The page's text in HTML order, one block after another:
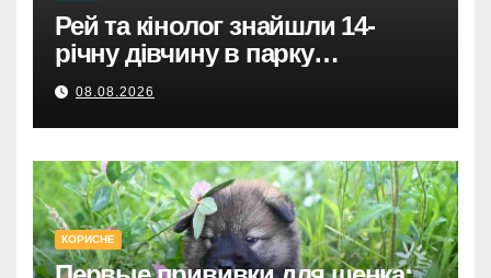
Рей та кінолог знайшли 14-
річну дівчину в парку
Святошинського району.
08.08.2026
КОРИСНЕ